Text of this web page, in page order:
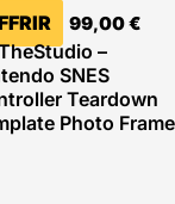
99,00€
–
SNES
Teardown
Photo Frame